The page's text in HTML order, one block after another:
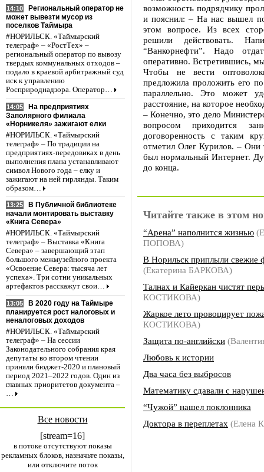
14:10
Региональный оператор не
может вывезти мусор из
поселков Таймыра
#НОРИЛЬСК. «Таймырский
телеграф» – «РостТех» –
региональный оператор по вывозу
твердых коммунальных отходов –
подало в краевой арбитражный суд
иск к управлению
Росприроднадзора. Оператор…
14:05
На предприятиях
Заполярного филиала
«Норникеля» зажигают елки
#НОРИЛЬСК. «Таймырский
телеграф» – По традиции на
предприятиях-передовиках в день
выполнения плана устанавливают
символ Нового года – елку и
зажигают на ней гирлянды. Таким
образом…
13:25
В Публичной библиотеке
начали монтировать выставку
«Книга Севера»
#НОРИЛЬСК. «Таймырский
телеграф» – Выставка «Книга
Севера» – завершающий этап
большого межмузейного проекта
«Освоение Севера: тысяча лет
успеха». Три сотни уникальных
артефактов расскажут свои…
13:05
В 2020 году на Таймыре
планируется рост налоговых и
неналоговых доходов
#НОРИЛЬСК. «Таймырский
телеграф» – На сессии
Законодательного собрания края
депутаты во втором чтении
приняли бюджет-2020 и плановый
период 2021–2022 годов. Один из
главных приоритетов документа –
…
Все новости
[stream=16]
в потоке отсутствуют показы
рекламных блоков, назначьте показы,
или отключите поток
возможность подрядчику
и пояснил: – На нас вышел
этом вопросе. Из всех
решили действовать.
“Ванкорнефти”. Надо
оперативно. Встретившись,
Чтобы не вести
предложила проложить его
параллельно. Это может
расстояние, на которое
– Конечно, это дело
вопросом приходится
договоренность с таким
отметил Олег Курилов. – Они
был нормальный Интернет.
до конца.
Читайте также в этом
“Арена” наполнится жизнью
ПОПОВА)
В Норильск приплыли свежие
(Екатерина БАРКОВА)
Талнах и Кайеркан чистят
КОСТИКОВА)
Жаркое лето провоцирует
КОСТИКОВА)
Защита по-английски
Любовь к истории
Два часа без выбросов
Математику сдавали с
“Чужой” нашел поклонника
Доктора в переплетах (Елена